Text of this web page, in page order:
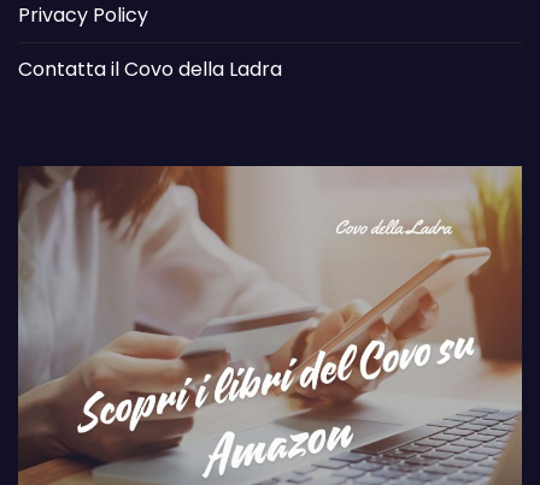
Privacy Policy
Contatta il Covo della Ladra